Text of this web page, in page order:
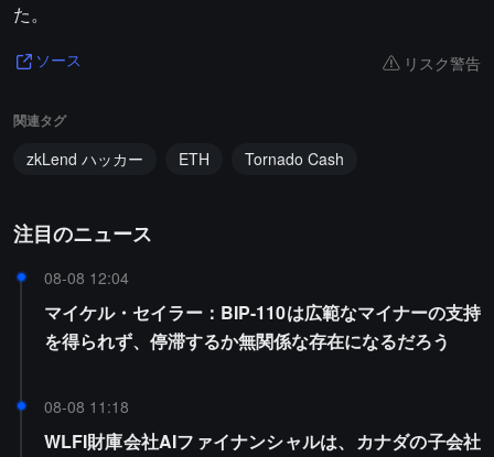
た。
ソース リスク警告
関連タグ
zkLend ハッカー ETH Tornado Cash
注目のニュース
08-08 12:04
マイケル・セイラー：BIP-110は広範なマイナーの支持
を得られず、停滞するか無関係な存在になるだろう
08-08 11:18
WLFI財庫会社AIファイナンシャルは、カナダの子会社